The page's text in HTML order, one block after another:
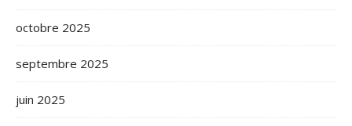
octobre 2025
septembre 2025
juin 2025